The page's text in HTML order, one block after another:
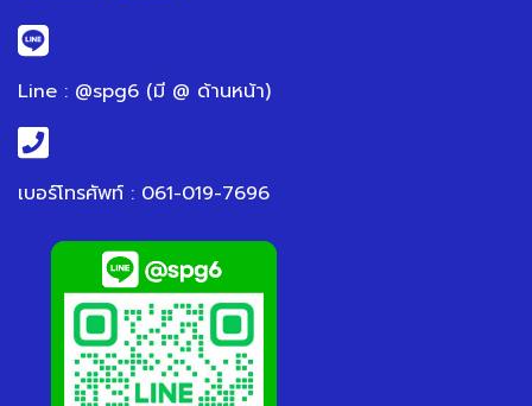
Line : @spg6 (มี @ ด้านหน้า)
เบอร์โทรศัพท์ : 061-019-7696